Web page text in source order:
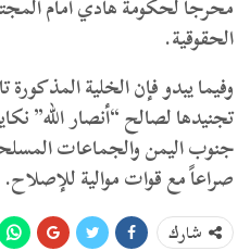
محرجاً لحكومة هادي أمام
الحقوقية.
وفيما يبدو فإن الخلية
تجنيدها لصالح “أنصار الله”
جنوب اليمن والجماعات
صراعاً مع قوات موالية للإصلاح.
شارك